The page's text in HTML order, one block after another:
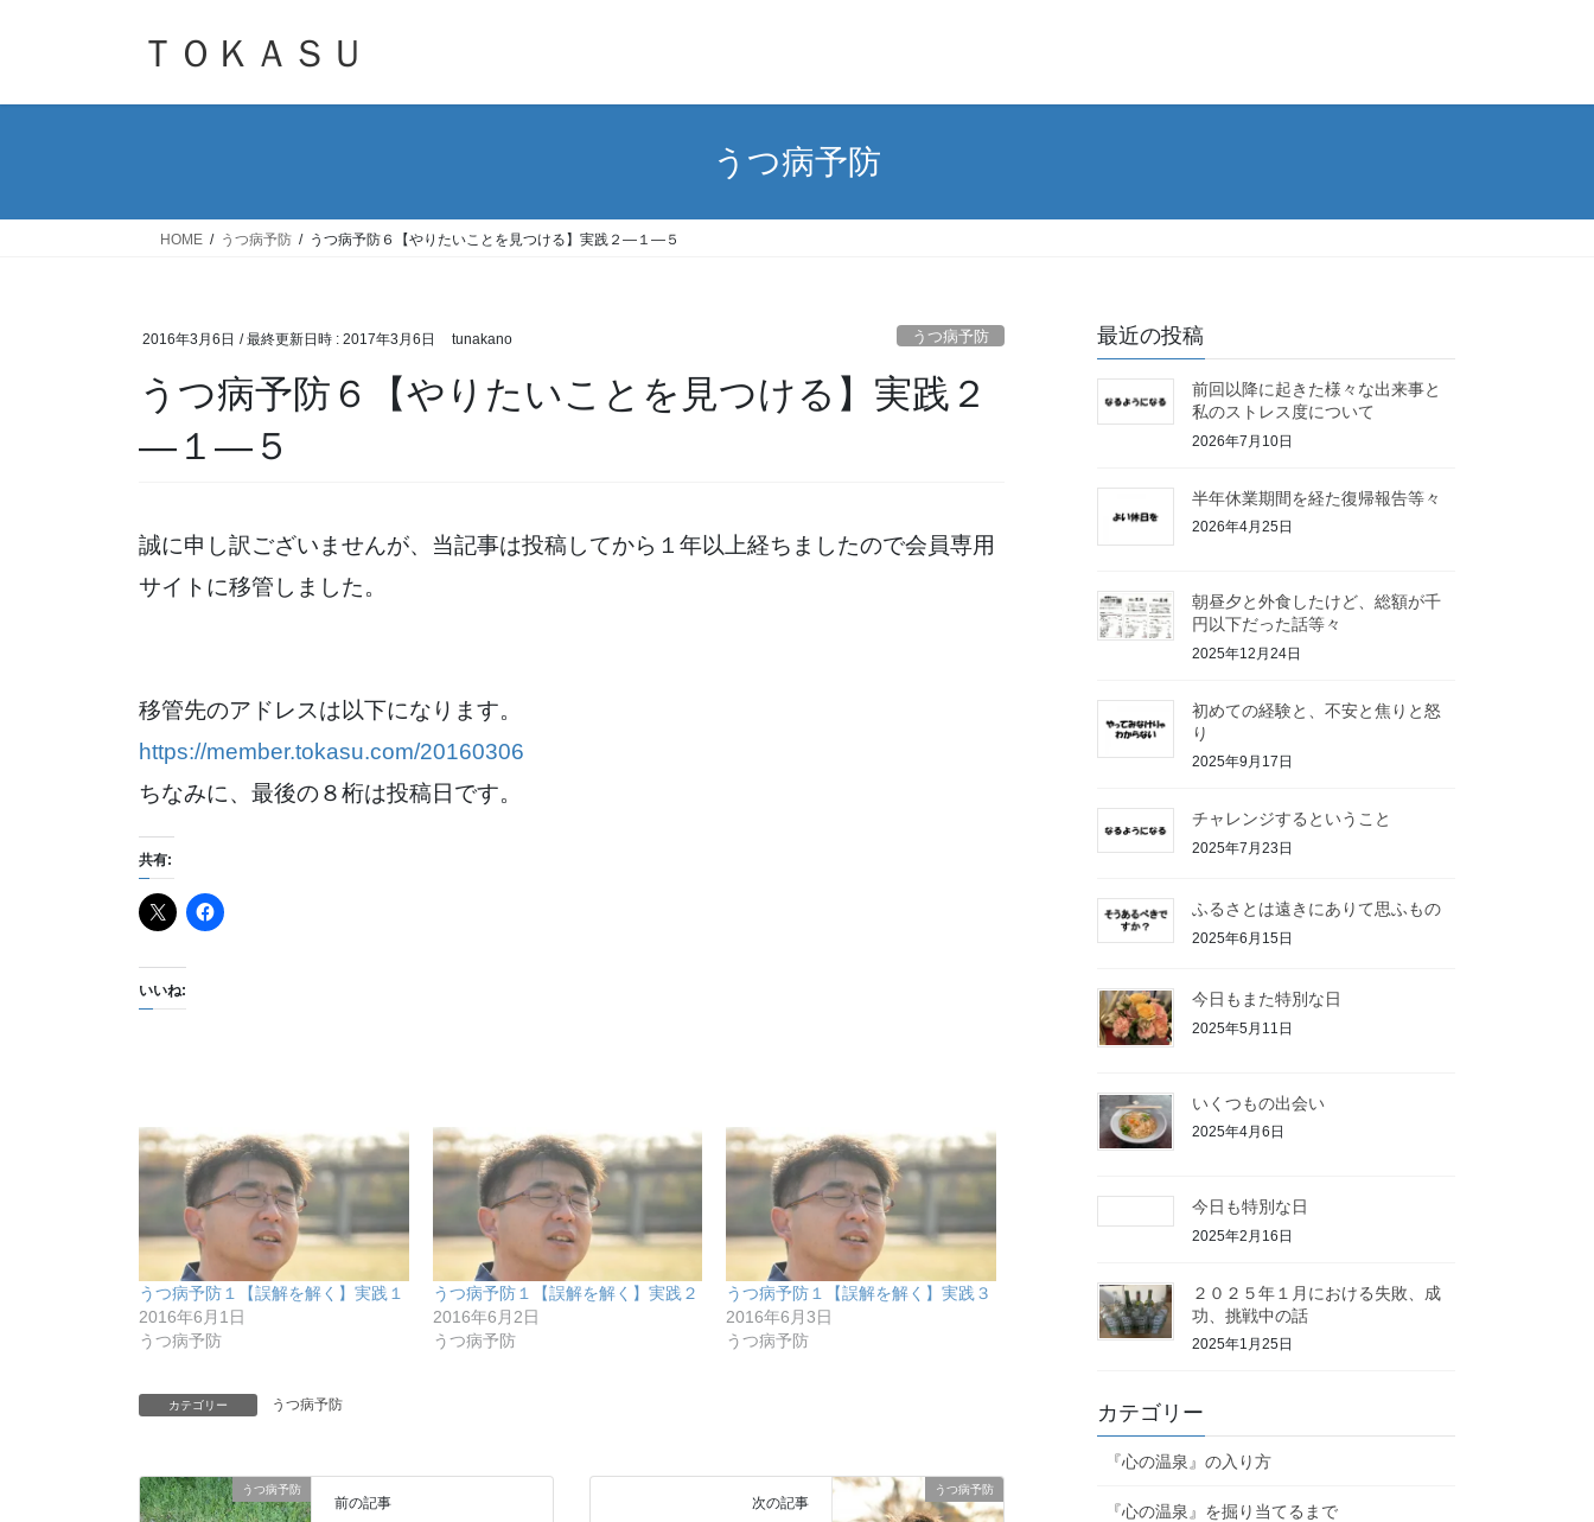
ＴＯＫＡＳＵ
うつ病予防
HOME うつ病予防 うつ病予防６【やりたいことを見つける】実践２―１―５
2016年3月6日 / 最終更新日時 : 2017年3月6日 tunakano うつ病予防
うつ病予防６【やりたいことを見つける】実践２
―１―５
誠に申し訳ございませんが、当記事は投稿してから１年以上経ちましたので会員専用
サイトに移管しました。
移管先のアドレスは以下になります。
https://member.tokasu.com/20160306
ちなみに、最後の８桁は投稿日です。
共有:
いいね:
うつ病予防１【誤解を解く】実践１
2016年6月1日
うつ病予防
うつ病予防１【誤解を解く】実践２
2016年6月2日
うつ病予防
うつ病予防１【誤解を解く】実践３
2016年6月3日
うつ病予防
カテゴリー うつ病予防
うつ病予防
前の記事
うつ病予防
次の記事
最近の投稿
前回以降に起きた様々な出来事と
私のストレス度について
2026年7月10日
半年休業期間を経た復帰報告等々
2026年4月25日
朝昼夕と外食したけど、総額が千
円以下だった話等々
2025年12月24日
初めての経験と、不安と焦りと怒
り
2025年9月17日
チャレンジするということ
2025年7月23日
ふるさとは遠きにありて思ふもの
2025年6月15日
今日もまた特別な日
2025年5月11日
いくつもの出会い
2025年4月6日
今日も特別な日
2025年2月16日
２０２５年１月における失敗、成
功、挑戦中の話
2025年1月25日
カテゴリー
『心の温泉』の入り方
『心の温泉』を掘り当てるまで